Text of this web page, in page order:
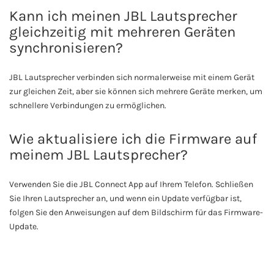
Kann ich meinen JBL Lautsprecher
gleichzeitig mit mehreren Geräten
synchronisieren?
JBL Lautsprecher verbinden sich normalerweise mit einem Gerät
zur gleichen Zeit, aber sie können sich mehrere Geräte merken, um
schnellere Verbindungen zu ermöglichen.
Wie aktualisiere ich die Firmware auf
meinem JBL Lautsprecher?
Verwenden Sie die JBL Connect App auf Ihrem Telefon. Schließen
Sie Ihren Lautsprecher an, und wenn ein Update verfügbar ist,
folgen Sie den Anweisungen auf dem Bildschirm für das Firmware-
Update.